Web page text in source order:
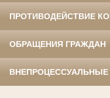
ПРОТИВОДЕЙСТВИЕ
ОБРАЩЕНИЯ ГРАЖДАН